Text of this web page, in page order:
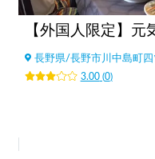
【外国人限定】
長野県/長野市川中島町四
3.00(0)